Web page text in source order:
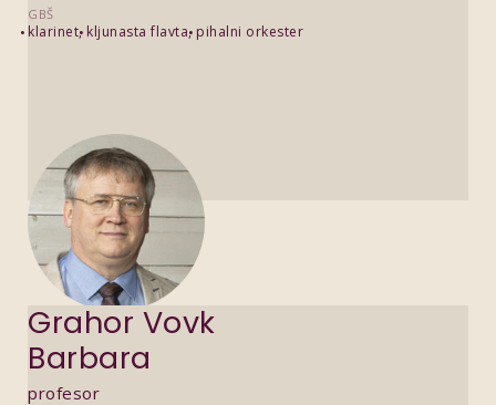
GBŠ
klarinet kljunasta flavta pihalni orkester
Grahor Vovk
Barbara
profesor